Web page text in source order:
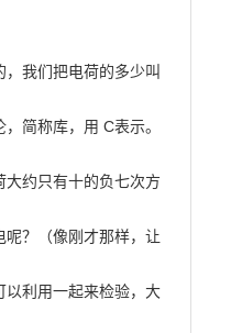
我们把电荷的多少叫
简称库，用 C表示。
约只有十的负七次方
？（像刚才那样，让
以利用一起来检验，大